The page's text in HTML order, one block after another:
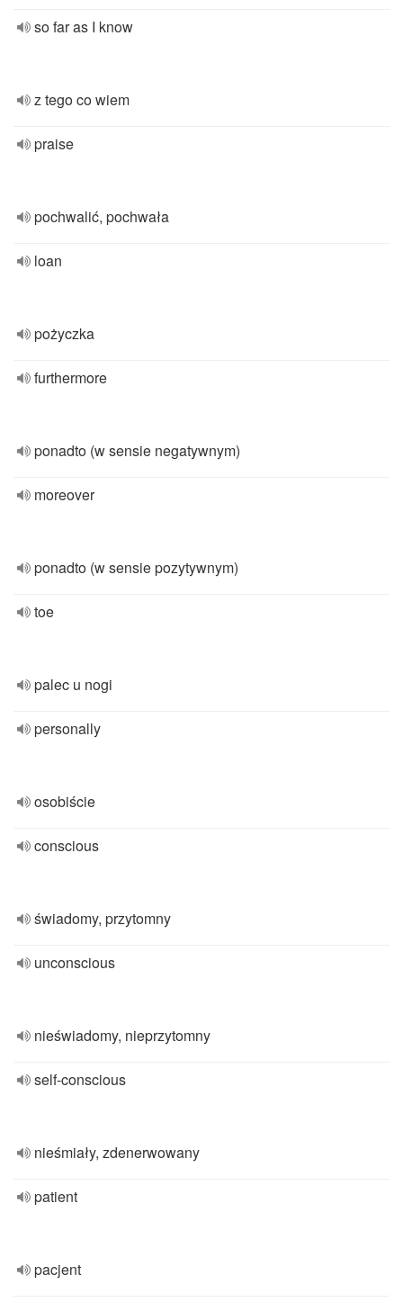
so far as I know
z tego co wiem
praise
pochwalić, pochwała
loan
pożyczka
furthermore
ponadto (w sensie negatywnym)
moreover
ponadto (w sensie pozytywnym)
toe
palec u nogi
personally
osobiście
conscious
świadomy, przytomny
unconscious
nieświadomy, nieprzytomny
self-conscious
nieśmiały, zdenerwowany
patient
pacjent